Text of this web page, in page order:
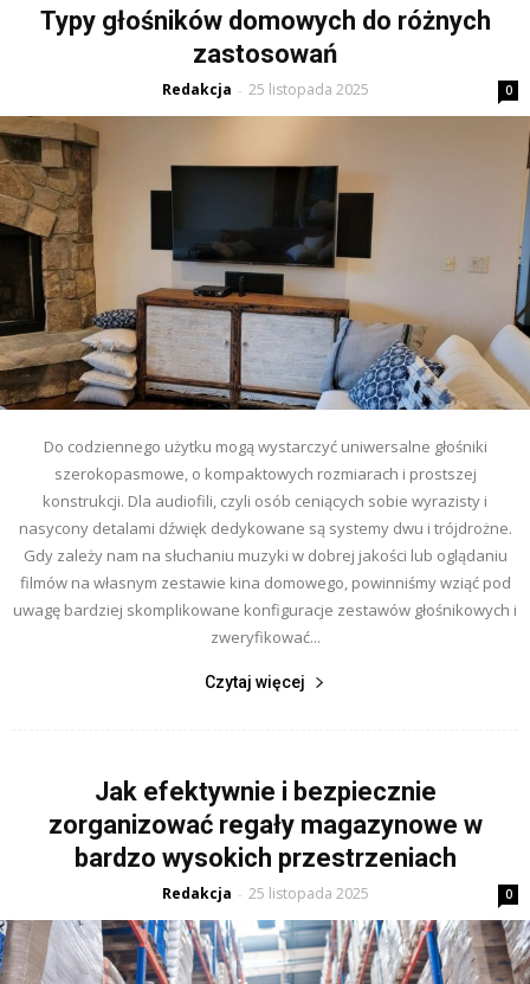
Typy głośników domowych do różnych
zastosowań
Redakcja - 25 listopada 2025 0
Do codziennego użytku mogą wystarczyć uniwersalne głośniki
szerokopasmowe, o kompaktowych rozmiarach i prostszej
konstrukcji. Dla audiofili, czyli osób ceniących sobie wyrazisty i
nasycony detalami dźwięk dedykowane są systemy dwu i trójdrożne.
Gdy zależy nam na słuchaniu muzyki w dobrej jakości lub oglądaniu
filmów na własnym zestawie kina domowego, powinniśmy wziąć pod
uwagę bardziej skomplikowane konfiguracje zestawów głośnikowych i
zweryfikować...
Czytaj więcej
Jak efektywnie i bezpiecznie
zorganizować regały magazynowe w
bardzo wysokich przestrzeniach
Redakcja - 25 listopada 2025 0